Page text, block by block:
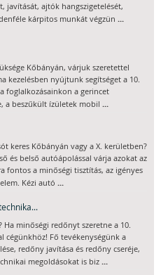
javítását, ajtók hangszigetelését,
kárpitos munkát végzün ...
Kőbányán, várjuk szeretettel
kezelésben nyújtunk segítséget a 10.
foglalkozásainkon a gerincet
a beszűkült ízületek mobil ...
keres Kőbányán vagy a X. kerületben?
és belső autóápolással várja azokat az
fontos a minőségi tisztítás, az igényes
Kézi autó ...
minőségi redőnyt szeretne a 10.
Fő tevékenységünk a
redőny javítása és redőny cseréje,
megoldásokat is biz ...